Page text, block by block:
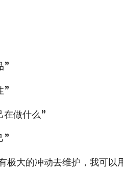
”
”
在做什么”
”
极大的冲动去维护，我可